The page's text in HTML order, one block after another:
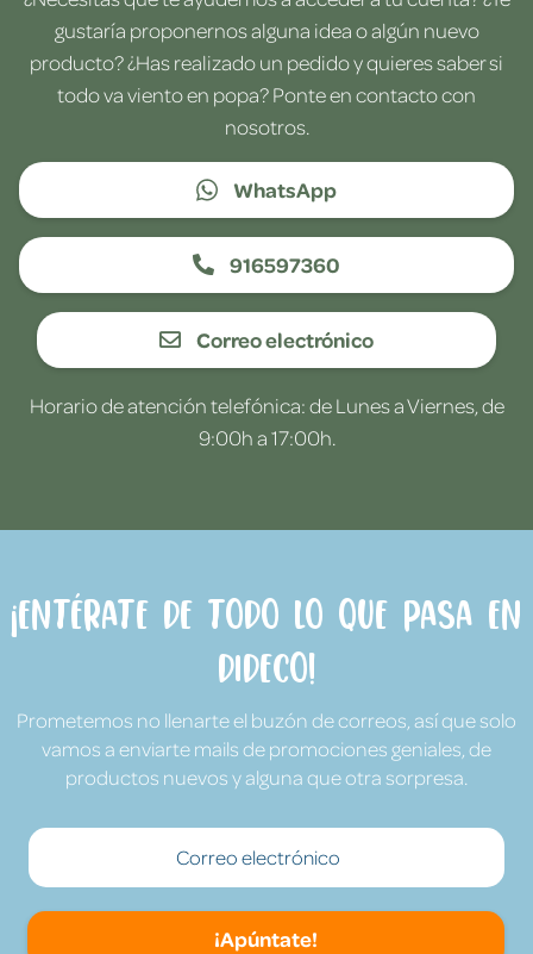
gustaría proponernos alguna idea o algún nuevo
producto? ¿Has realizado un pedido y quieres saber si
todo va viento en popa? Ponte en contacto con
nosotros.
WhatsApp
916597360
Correo electrónico
Horario de atención telefónica: de Lunes a Viernes, de
9:00h a 17:00h.
¡Entérate de todo lo que pasa en
Dideco!
Prometemos no llenarte el buzón de correos, así que solo
vamos a enviarte mails de promociones geniales, de
productos nuevos y alguna que otra sorpresa.
¡Apúntate!